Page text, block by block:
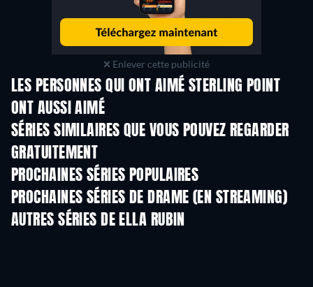
Enlever cette publicité
LES PERSONNES QUI ONT AIMÉ STERLING POINT
ONT AUSSI AIMÉ
Série
SÉRIES SIMILAIRES QUE VOUS POUVEZ REGARDER
GRATUITEMENTSérie
PROCHAINES SÉRIES POPULAIRES
Série Série
PROCHAINES SÉRIES DE DRAME (EN STREAMING)
Saison 4 Saison 6
AUTRES SÉRIES DE ELLA RUBIN
Série